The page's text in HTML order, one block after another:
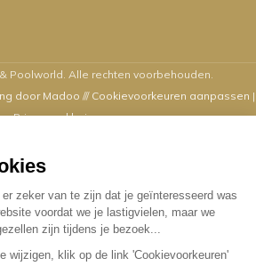
Poolworld. Alle rechten voorbehouden.
door Madoo /// Cookievoorkeuren aanpassen |
Privacyverklaring
van 10.00 t/m 16.00
op afspraak. Contact via email,
en telefonisch kan op alle